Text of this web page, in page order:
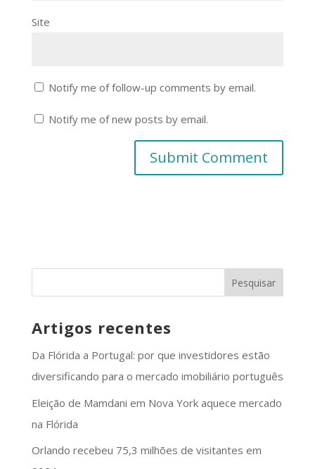
Site
Notify me of follow-up comments by email.
Notify me of new posts by email.
Artigos recentes
Da Flórida a Portugal: por que investidores estão
diversificando para o mercado imobiliário português
Eleição de Mamdani em Nova York aquece mercado
na Flórida
Orlando recebeu 75,3 milhões de visitantes em